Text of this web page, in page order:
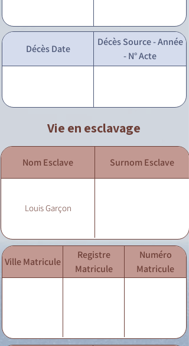
Décès Date
Décès Source - Année
- N° Acte
Vie en esclavage
Nom Esclave Surnom Esclave
Louis Garçon
Ville Matricule
Registre
Matricule
Numéro
Matricule